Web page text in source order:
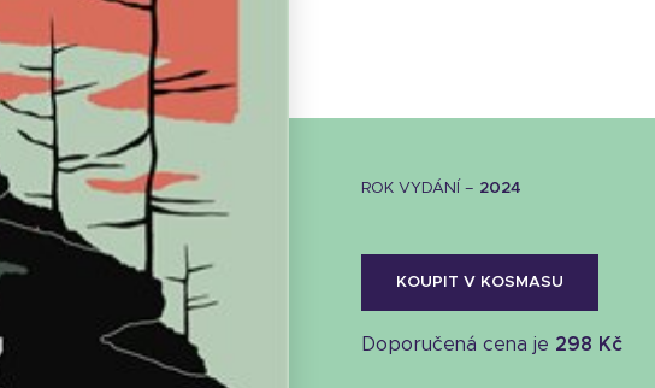
ROK VYDÁNÍ – 2024
KOUPIT V KOSMASU
Doporučená cena je 298 Kč